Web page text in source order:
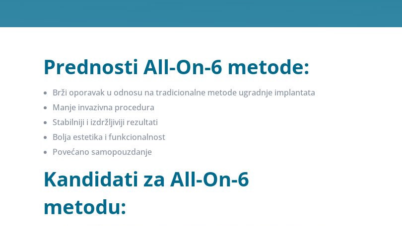
Prednosti All-On-6 metode:
Brži oporavak u odnosu na tradicionalne metode ugradnje implantata
Manje invazivna procedura
Stabilniji i izdržljiviji rezultati
Bolja estetika i funkcionalnost
Povećano samopouzdanje
Kandidati za All-On-6
metodu: